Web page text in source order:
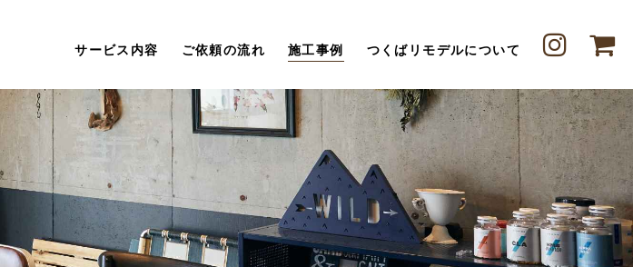
サービス内容 ご依頼の流れ 施工事例 つくばリモデルについて